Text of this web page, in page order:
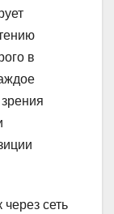
в
сеть